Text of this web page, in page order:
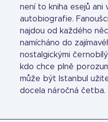
není to kniha esejů ani
autobiografie.
najdou od každého
namícháno do
nostalgickými
kdo chce plně
může být Istanbul
docela náročná četba.